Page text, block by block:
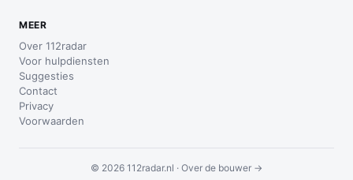
MEER
Over 112radar
Voor hulpdiensten
Suggesties
Contact
Privacy
Voorwaarden
© 2026 112radar.nl · Over de bouwer →